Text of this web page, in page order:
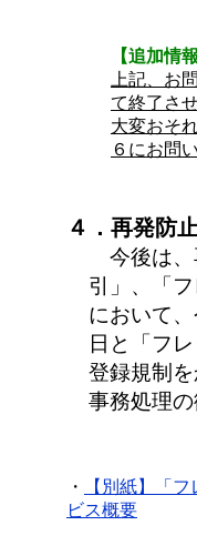
【追加情
上記、お
て終了さ
大変おそ
６にお問
４．再発防
今後は、
引」、「
において
日と「フ
登録規制
事務処理
・
【別紙】「
ビス概要